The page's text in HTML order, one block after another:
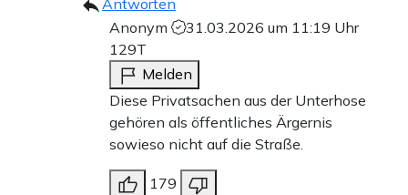
Antworten
Anonym
31.03.2026 um 11:19 Uhr
129T
Melden
Diese Privatsachen aus der Unterhose
gehören als öffentliches Ärgernis
sowieso nicht auf die Straße.
179